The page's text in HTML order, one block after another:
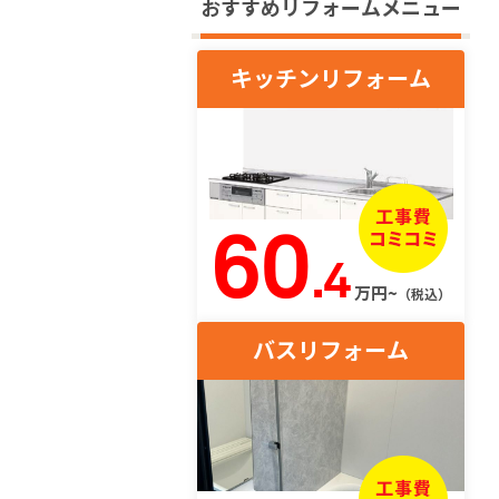
おすすめリフォームメニュー
キッチンリフォーム
60.4万円~ （税込）
バスリフォーム